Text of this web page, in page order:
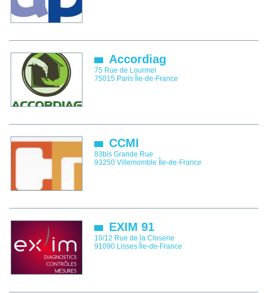
Accordiag
75 Rue de Lourmel
75015 Paris Île-de-France
CCMI
83bis Grande Rue
93250 Villemomble Île-de-France
EXIM 91
10/12 Rue de la Closerie
91090 Lisses Île-de-France